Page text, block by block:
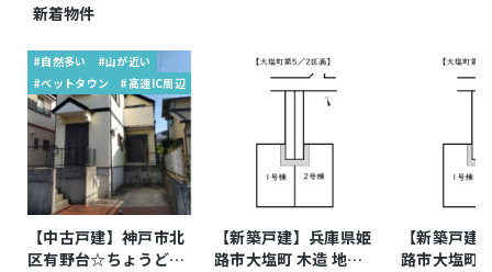
新着物件
#自然多い
#山が近い
#ベットタウン
#高速IC周辺
【中古戸建】神戸市北
区有野台☆ちょうどよ
【新築戸建】兵庫県姫
路市大塩町 木造 地上2
【新築戸建
路市大塩町